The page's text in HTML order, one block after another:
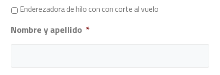
Enderezadora de hilo con con corte al vuelo
Nombre y apellido *